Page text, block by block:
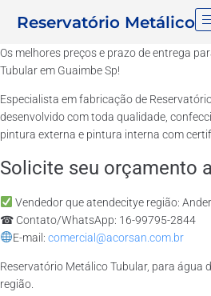
Reservatório Metálico
Os melhores preços e prazo de entrega
Tubular em Guaimbe Sp!
Especialista em fabricação de
desenvolvido com toda qualidade,
pintura externa e pintura interna com
Solicite seu orçamento
Vendedor que atendecitye região:
☎ Contato/WhatsApp: 16-99795-2844
E-mail: comercial@acorsan.com.br
Reservatório Metálico Tubular, para água
região.